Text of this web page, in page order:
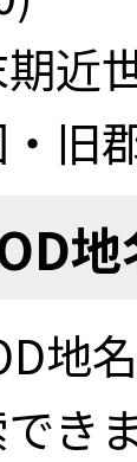
近
・旧
地
きま